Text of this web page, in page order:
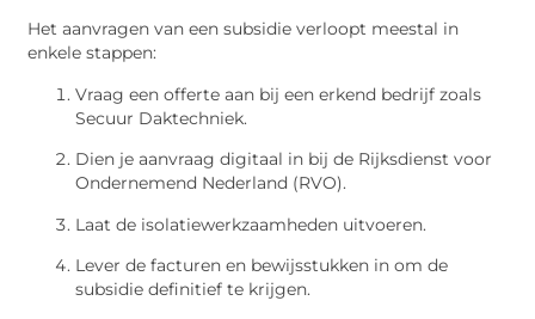
Het aanvragen van een subsidie verloopt meestal in
enkele stappen:
Vraag een offerte aan bij een erkend bedrijf zoals
Secuur Daktechniek.
Dien je aanvraag digitaal in bij de Rijksdienst voor
Ondernemend Nederland (RVO).
Laat de isolatiewerkzaamheden uitvoeren.
Lever de facturen en bewijsstukken in om de
subsidie definitief te krijgen.